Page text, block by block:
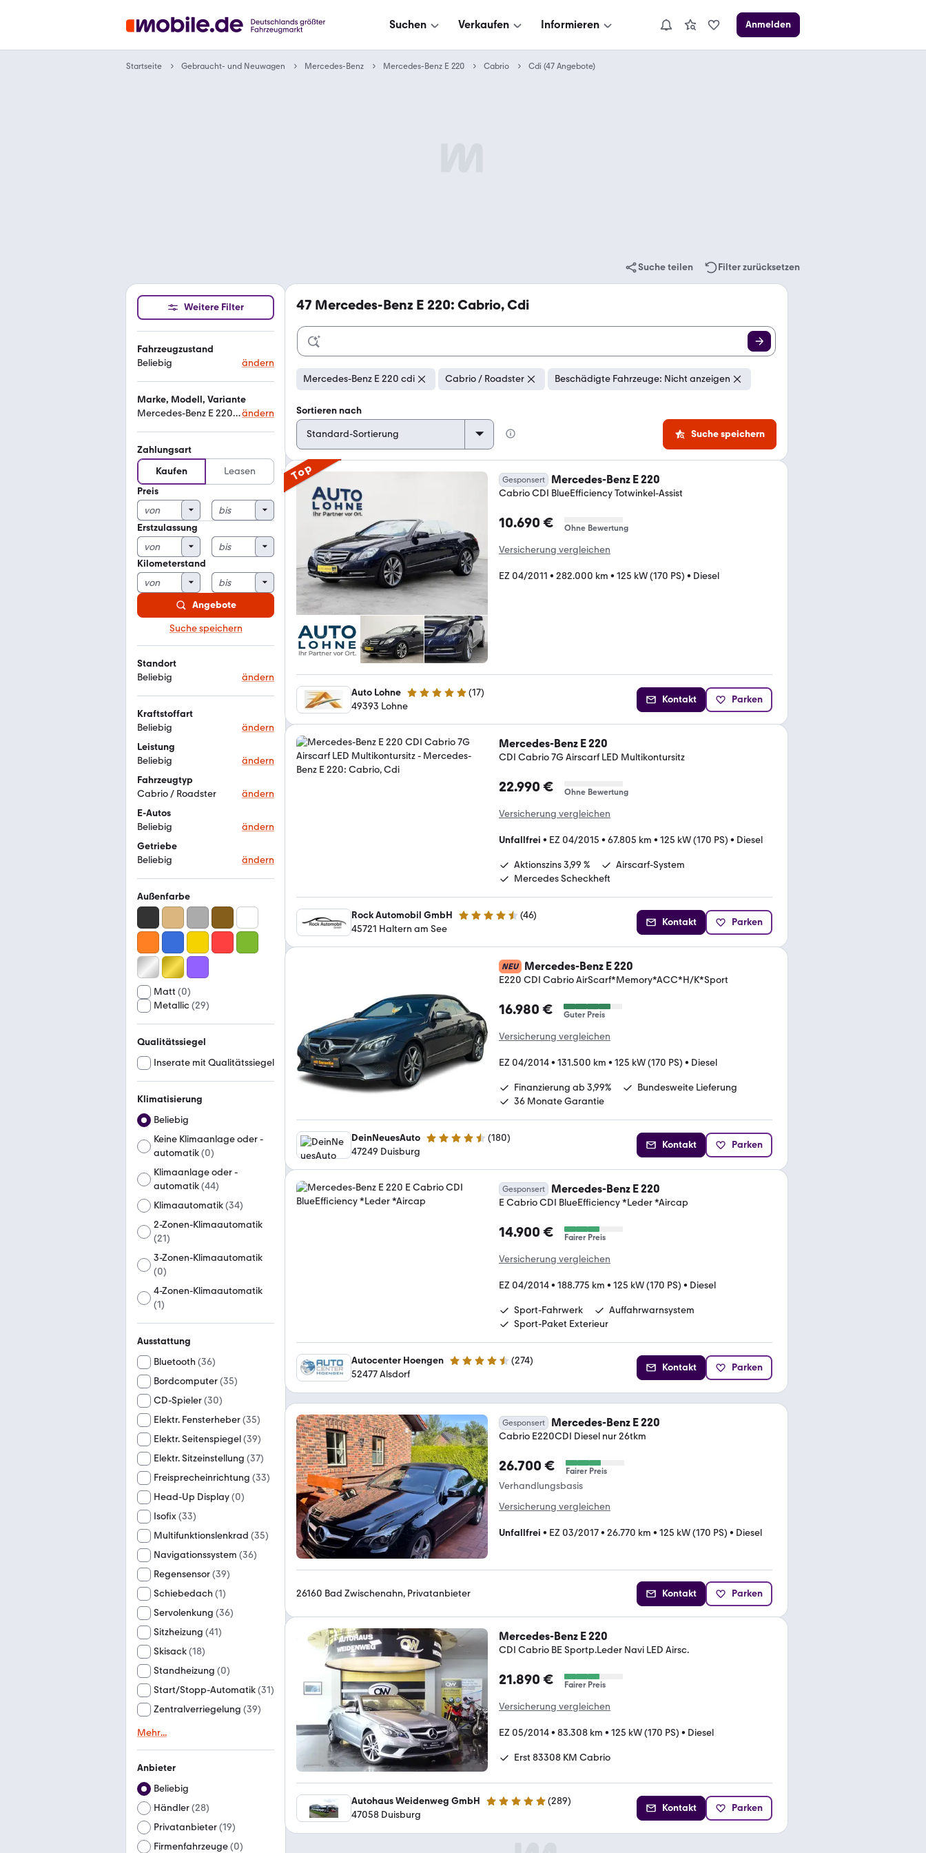
Suchen Verkaufen Informieren Anmelden
Startseite Gebraucht- und Neuwagen Mercedes-Benz Mercedes-Benz E 220 Cabrio Cdi (47 Angebote)
Suche teilen Filter zurücksetzen
Weitere Filter
Fahrzeugzustand
Beliebig
ändern
Marke, Modell, Variante
Mercedes-Benz E 220 cdiändern
Zahlungsart
Kaufen
Leasen
Preis
Erstzulassung
Kilometerstand
Angebote
Suche speichern
Standort
Beliebig
ändern
Kraftstoffart
Beliebig
ändern
Leistung
Beliebig
ändern
Fahrzeugtyp
Cabrio / Roadster
ändern
E-Autos
Beliebig
ändern
Getriebe
Beliebig
ändern
Außenfarbe
Matt (0)
Metallic(29)
Qualitätssiegel
Inserate mit Qualitätssiegel
Klimatisierung
Beliebig
Keine Klimaanlage oder -
automatik(0)
Klimaanlage oder -
automatik(44)
Klimaautomatik(34)
2-Zonen-Klimaautomatik
(21)
3-Zonen-Klimaautomatik
(0)
4-Zonen-Klimaautomatik
(1)
Ausstattung
Bluetooth (36)
Bordcomputer(35)
CD-Spieler(30)
Elektr. Fensterheber(35)
Elektr. Seitenspiegel(39)
Elektr. Sitzeinstellung (37)
Freisprecheinrichtung (33)
Head-Up Display(0)
Isofix(33)
Multifunktionslenkrad (35)
Navigationssystem (36)
Regensensor(39)
Schiebedach (1)
Servolenkung (36)
Sitzheizung (41)
Skisack(18)
Standheizung (0)
Start/Stopp-Automatik(31)
Zentralverriegelung (39)
Mehr...
Anbieter
Beliebig
Händler(28)
Privatanbieter(19)
Firmenfahrzeuge(0)
47 Mercedes-Benz E 220: Cabrio, Cdi
Mercedes-Benz E 220 cdi Cabrio / Roadster Beschädigte Fahrzeuge: Nicht anzeigen
Sortieren nach
Suche speichern
Top Gesponsert Mercedes-Benz E 220
Cabrio CDI BlueEfficiency Totwinkel-Assist
10.690 € Ohne Bewertung
Versicherung vergleichen
EZ 04/2011 • 282.000 km • 125 kW (170 PS) • Diesel
Auto Lohne 5 Sterne (17)
49393 Lohne
Kontakt Parken
Mercedes-Benz E 220
CDI Cabrio 7G Airscarf LED Multikontursitz
22.990 € Ohne Bewertung
Versicherung vergleichen
Unfallfrei • EZ 04/2015 • 67.805 km • 125 kW (170 PS) • Diesel
Aktionszins 3,99 %
Airscarf-System
Mercedes Scheckheft
Rock Automobil GmbH 4.7 Sterne (46)
45721 Haltern am See
Kontakt Parken
NEU Mercedes-Benz E 220
E220 CDI Cabrio AirScarf*Memory*ACC*H/K*Sport
16.980 € Guter Preis
Versicherung vergleichen
EZ 04/2014• 131.500 km • 125 kW (170 PS) • Diesel
Finanzierung ab 3,99%
Bundesweite Lieferung
36 Monate Garantie
DeinNeuesAuto 4.7 Sterne (180)
47249 Duisburg
Kontakt Parken
Gesponsert Mercedes-Benz E 220
E Cabrio CDI BlueEfficiency *Leder *Aircap
14.900 € Fairer Preis
Versicherung vergleichen
EZ 04/2014• 188.775 km • 125 kW (170 PS) • Diesel
Sport-Fahrwerk
Auffahrwarnsystem
Sport-Paket Exterieur
Autocenter Hoengen 4.5 Sterne (274)
52477 Alsdorf
Kontakt Parken
Gesponsert Mercedes-Benz E 220
Cabrio E220CDI Diesel nur 26tkm
26.700 € Fairer Preis
Verhandlungsbasis
Versicherung vergleichen
Unfallfrei • EZ 03/2017• 26.770 km • 125 kW (170 PS) • Diesel
26160 Bad Zwischenahn, Privatanbieter Kontakt Parken
Mercedes-Benz E 220
CDI Cabrio BE Sportp.Leder Navi LED Airsc.
21.890 € Fairer Preis
Versicherung vergleichen
EZ 05/2014• 83.308 km • 125 kW (170 PS) • Diesel
Erst 83308 KM Cabrio
Autohaus Weidenweg GmbH 4.8 Sterne (289)
47058 Duisburg
Kontakt Parken